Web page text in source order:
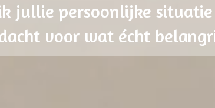
jullie persoonlijke
voor wat écht